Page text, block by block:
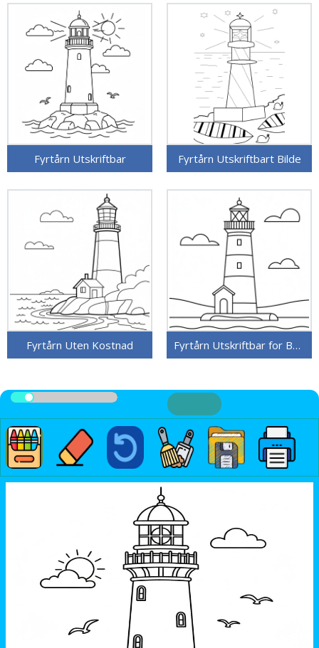
Fyrtårn Utskriftbar Fyrtårn Utskriftbart Bilde
Fyrtårn Uten Kostnad Fyrtårn Utskriftbar for Barn